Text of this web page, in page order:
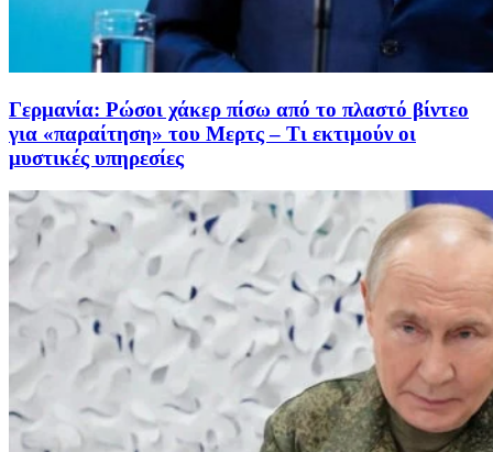
Γερμανία: Ρώσοι χάκερ πίσω από το πλαστό βίντεο
για «παραίτηση» του Μερτς – Τι εκτιμούν οι
μυστικές υπηρεσίες